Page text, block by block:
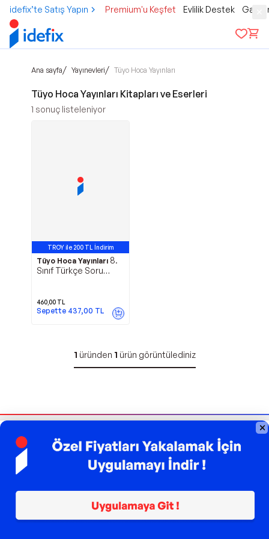
idefix’te Satış Yapın Premium'u Keşfet Evlilik Destek
Ana sayfa/ Yayınevleri/ Tüyo Hoca Yayınları
Tüyo Hoca Yayınları Kitapları ve Eserleri
1 sonuç listeleniyor
TROY ile 200 TL İndirim
Tüyo Hoca Yayınları 8.
Sınıf Türkçe Soru
460,00 TL
Sepette 437,00 TL
1 üründen 1 ürün görüntülediniz
Bizi Takip Edin